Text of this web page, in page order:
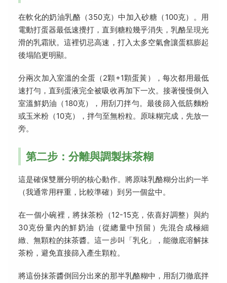
在軟化的奶油乳酪（350克）中加入砂糖（100克）。用
電動打蛋器最低速攪打，直到糖粒幾乎消失，乳酪呈現光
滑的乳霜狀。這裡切忌高速，打入太多空氣會讓蛋糕膨起
後塌陷更明顯。
分兩次加入室溫的全蛋（2顆+1顆蛋黃），每次都用最低
速打勻，直到蛋液完全被吸收再加下一次。接著慢慢倒入
室溫鮮奶油（180克），用刮刀拌勻。最後篩入低筋麵粉
或玉米粉（10克），拌勻至無粉粒。原味糊完成，先放一
旁。
第二步：分離與調製抹茶糊
這是確保雙層分明的核心動作。將原味乳酪糊分出約一半
（我通常用秤重，比較準確）到另一個盆中。
在一個小碗裡，將抹茶粉（12-15克，依喜好調整）與約
30克份量內的鮮奶油（從總量中預留）先混合成極細
緻、無顆粒的抹茶醬。這一步叫「乳化」，能徹底溶解抹
茶粉，避免直接篩入產生顆粒。
將這份抹茶醬倒回分出來的那半乳酪糊中，用刮刀徹底拌